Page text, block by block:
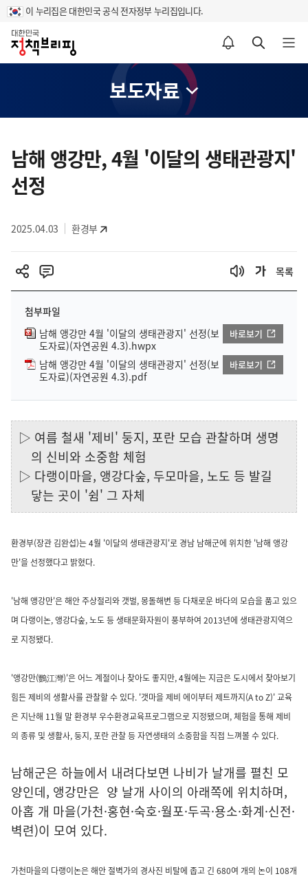
이 누리집은 대한민국 공식 전자정부 누리집입니다.
홈
알림설정 바로가기 검색 바로가기 메뉴 열기
보도자료
텐
츠
영
남해 앵강만, 4월 '이달의 생태관광지'
선정
2025.04.03 환경부
목록
첨부파일
남해 앵강만 4월 '이달의 생태관광지' 선정(보
도자료)(자연공원 4.3).hwpx
바로보기
남해 앵강만 4월 '이달의 생태관광지' 선정(보
도자료)(자연공원 4.3).pdf
바로보기
▷ 여름 철새 '제비' 둥지, 포란 모습 관찰하며 생명
의 신비와 소중함 체험
▷ 다랭이마을, 앵강다숲, 두모마을, 노도 등 발길
닿는 곳이 '쉼' 그 자체
환경부(장관 김완섭)는 4월 '이달의 생태관광지'로 경남 남해군에 위치한 '남해 앵강
만'을 선정했다고 밝혔다.
'남해 앵강만'은 해안 주상절리와 갯벌, 몽돌해변 등 다채로운 바다의 모습을 품고 있으
며 다랭이논, 앵강다숲, 노도 등 생태문화자원이 풍부하여 2013년에 생태관광지역으
로 지정됐다.
'앵강만(鸚江灣)'은 어느 계절이나 찾아도 좋지만, 4월에는 지금은 도시에서 찾아보기
힘든 제비의 생활사를 관찰할 수 있다. '갯마을 제비 에이부터 제트까지(A to Z)' 교육
은 지난해 11월 말 환경부 우수환경교육프로그램으로 지정됐으며, 체험을 통해 제비
의 종류 및 생활사, 둥지, 포란 관찰 등 자연생태의 소중함을 직접 느껴볼 수 있다.
남해군은 하늘에서 내려다보면 나비가 날개를 펼친 모
양인데, 앵강만은 양 날개 사이의 아래쪽에 위치하며,
아홉 개 마을(가천·홍현·숙호·월포·두곡·용소·화계·신전·
벽련)이 모여 있다.
가천마을의 다랭이논은 해안 절벽가의 경사진 비탈에 좁고 긴 680여 개의 논이 108개